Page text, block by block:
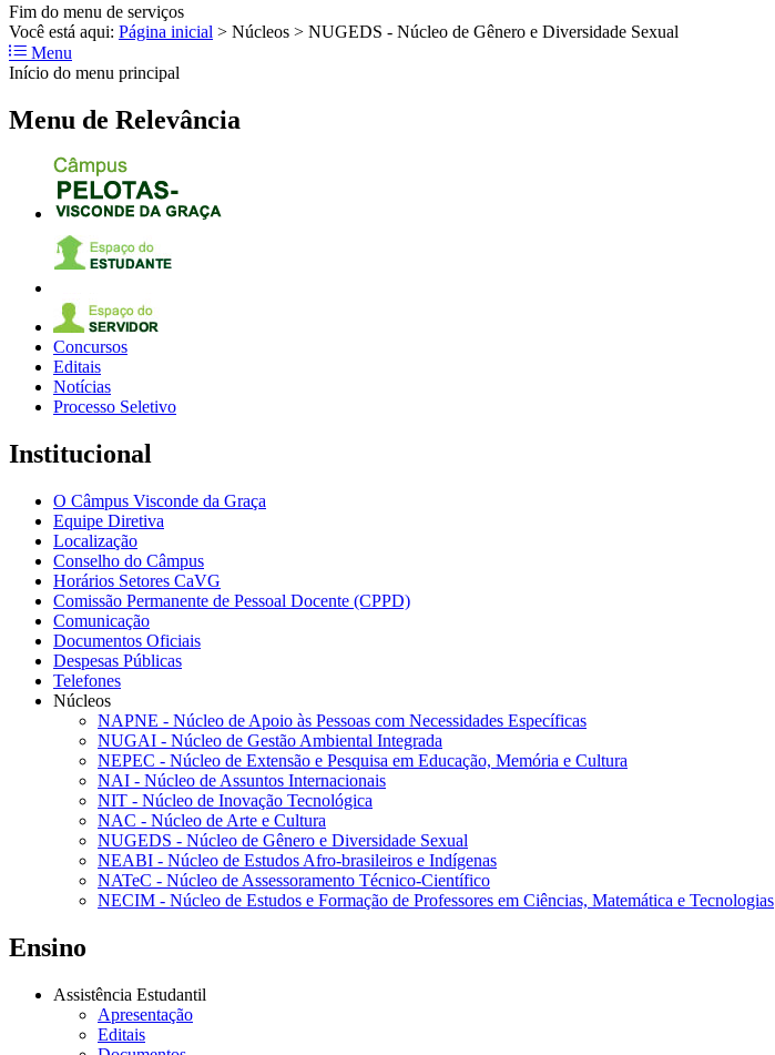
Fim do menu de serviços
Você está aqui: Página inicial > Núcleos > NUGEDS - Núcleo de Gênero e Diversidade Sexual
Menu
Início do menu principal
Menu de Relevância
Concursos
Editais
Notícias
Processo Seletivo
Institucional
O Câmpus Visconde da Graça
Equipe Diretiva
Localização
Conselho do Câmpus
Horários Setores CaVG
Comissão Permanente de Pessoal Docente (CPPD)
Comunicação
Documentos Oficiais
Despesas Públicas
Telefones
Núcleos
NAPNE - Núcleo de Apoio às Pessoas com Necessidades Específicas
NUGAI - Núcleo de Gestão Ambiental Integrada
NEPEC - Núcleo de Extensão e Pesquisa em Educação, Memória e Cultura
NAI - Núcleo de Assuntos Internacionais
NIT - Núcleo de Inovação Tecnológica
NAC - Núcleo de Arte e Cultura
NUGEDS - Núcleo de Gênero e Diversidade Sexual
NEABI - Núcleo de Estudos Afro-brasileiros e Indígenas
NATeC - Núcleo de Assessoramento Técnico-Científico
NECIM - Núcleo de Estudos e Formação de Professores em Ciências, Matemática e Tecnologias
Ensino
Assistência Estudantil
Apresentação
Editais